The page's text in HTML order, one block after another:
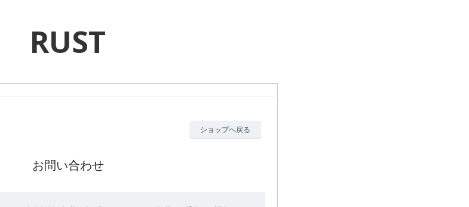
RUST
ショップへ戻る
お問い合わせ